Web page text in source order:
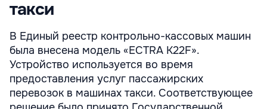
такси
В Единый реестр контрольно-кассовых машин
была внесена модель «ECTRA K22F».
Устройство используется во время
предоставления услуг пассажирских
перевозок в машинах такси. Соответствующее